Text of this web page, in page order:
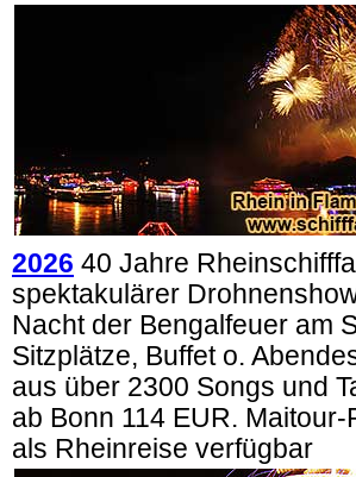
2026 40 Jahre
spektakulärer
Nacht der Bengalfeuer am
Sitzplätze, Buffet o.
aus über 2300 Songs und
ab Bonn 114 EUR.
als Rheinreise verfügbar